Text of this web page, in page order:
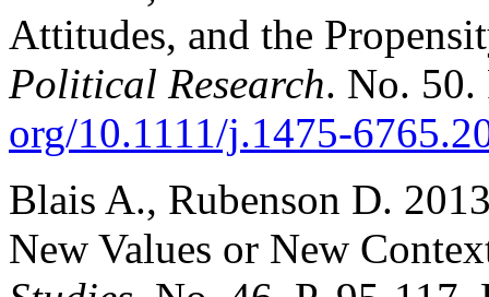
Attitudes, and the
Political Research. No. 50.
org/10.1111/
Blais A., Rubenson D.
New Values or New